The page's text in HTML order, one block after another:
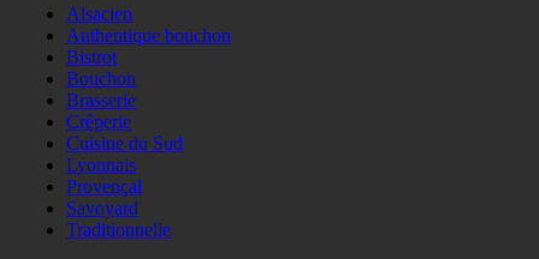
Alsacien
Authentique bouchon
Bistrot
Bouchon
Brasserie
Crêperie
Cuisine du Sud
Lyonnais
Provençal
Savoyard
Traditionnelle